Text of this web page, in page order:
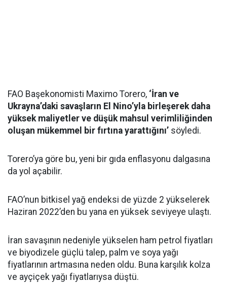
FAO Başekonomisti Maximo Torero, ‘İran ve
Ukrayna’daki savaşların El Nino’yla birleşerek daha
yüksek maliyetler ve düşük mahsul verimliliğinden
oluşan mükemmel bir fırtına yarattığını’ söyledi.
Torero’ya göre bu, yeni bir gıda enflasyonu dalgasına
da yol açabilir.
FAO’nun bitkisel yağ endeksi de yüzde 2 yükselerek
Haziran 2022’den bu yana en yüksek seviyeye ulaştı.
İran savaşının nedeniyle yükselen ham petrol fiyatları
ve biyodizele güçlü talep, palm ve soya yağı
fiyatlarının artmasına neden oldu. Buna karşılık kolza
ve ayçiçek yağı fiyatlarıysa düştü.